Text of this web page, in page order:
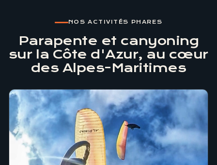
NOS ACTIVITÉS PHARES
Parapente et canyoning
sur la Côte d'Azur, au cœur
des Alpes-Maritimes